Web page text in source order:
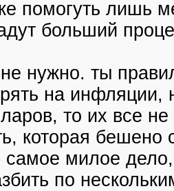
помогуть лишь
больший
нужно. ты
на инфляции,
то их все
которая бешено
самое милое
по